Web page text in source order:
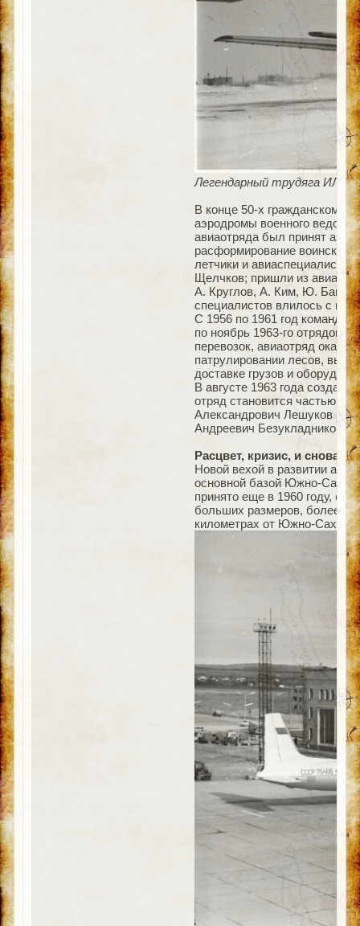
Легендарный трудяга ИЛ-14,
В конце 50-х гражданскому
аэродромы военного
авиаотряда был принят
расформирование воинских
летчики и
Щелчков; пришли из
А. Круглов, А. Ким, Ю.
специалистов влилось с
С 1956 по 1961 год
по ноябрь 1963-го отрядом
перевозок, авиаотряд
патрулировании лесов,
доставке грузов и
В августе 1963 года
отряд становится частью
Александрович Лешуков
Андреевич Безукладников.
Расцвет, кризис, и снова
Новой вехой в развитии
основной базой Южно-
принято еще в 1960 году,
больших размеров, более
километрах от Южно-